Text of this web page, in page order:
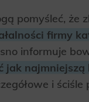
pomyśleć, że
firmy
informuje
jak
i